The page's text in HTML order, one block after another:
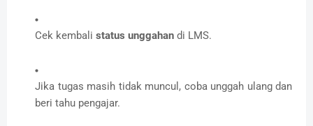
Cek kembali status unggahan di LMS.
Jika tugas masih tidak muncul, coba unggah ulang dan
beri tahu pengajar.